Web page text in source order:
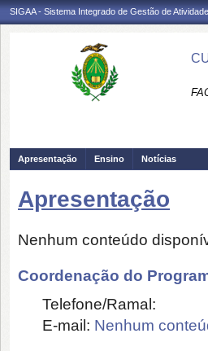
SIGAA - Sistema Integrado de Gestão de
Apresentação Ensino Notícias
Apresentação
Nenhum conteúdo
Coordenação do
Telefone/Ramal:
E-mail: Nenhum